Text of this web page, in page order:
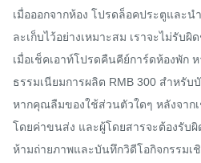
เมื่อออกจากห้อง โปรดล็อคประตูและ
ละเก็บไว้อย่างเหมาะสม เราจะไม่รับ
เมื่อเช็คเอาท์โปรดคืนคีย์การ์ดห้องพัก
ธรรมเนียมการผลิต RMB 300 สำหรับ
หากคุณลืมของใช้ส่วนตัวใดๆ หลังจาก
โดยค่าขนส่ง และผู้โดยสารจะต้องรับ
ห้ามถ่ายภาพและบันทึกวิดีโอกิจกรรมเ